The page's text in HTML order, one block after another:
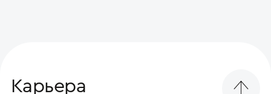
Карьера